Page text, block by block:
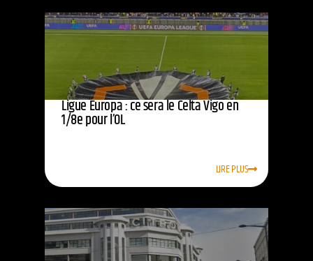
Ligue Europa : ce sera le Celta Vigo en
1/8e pour l’OL
LIRE PLUS